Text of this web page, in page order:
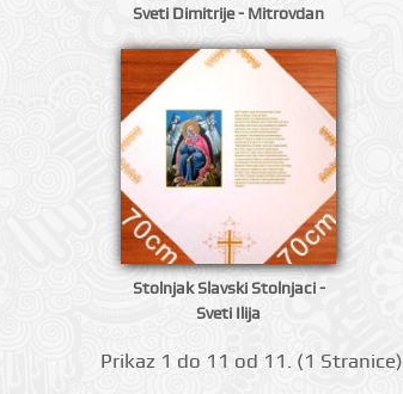
Sveti Dimitrije - Mitrovdan
Stolnjak Slavski Stolnjaci -
Sveti Ilija
Prikаz 1 do 11 оd 11. (1 Strаnicе)